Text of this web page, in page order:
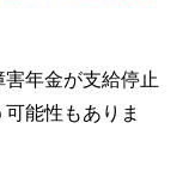
年金が支給停止
能性もありま